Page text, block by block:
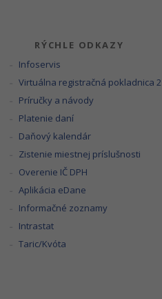
RÝCHLE ODKAZY
Infoservis
Virtuálna registračná pokladnica 2
Príručky a návody
Platenie daní
Daňový kalendár
Zistenie miestnej príslušnosti
Overenie IČ DPH
Aplikácia eDane
Informačné zoznamy
Intrastat
Taric/Kvóta